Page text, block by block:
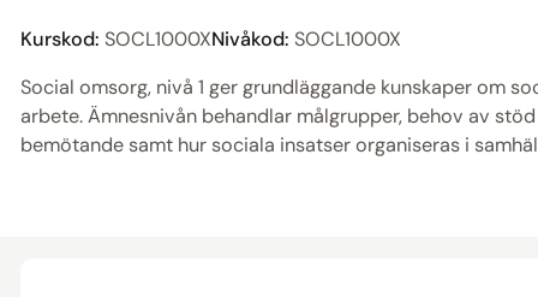
Kurskod: SOCL1000XNivåkod: SOCL1000X
Social omsorg, nivå 1 ger grundläggande kunskaper om
arbete. Ämnesnivån behandlar målgrupper, behov av
bemötande samt hur sociala insatser organiseras i